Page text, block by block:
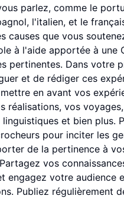
parlez, comme le
l'italien, et le
causes que vous
à l'aide apportée à une
pertinentes. Dans votre
et de rédiger ces
en avant vos
réalisations, vos
et bien plus.
pour inciter les
de la pertinence à
vos
engagez votre audience
Publiez régulièrement